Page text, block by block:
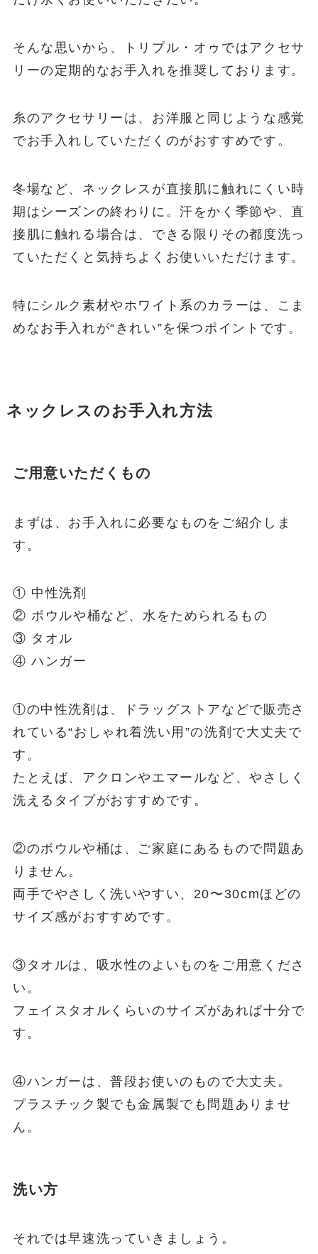
そんな思いから、トリプル・オゥではアクセサ
リーの定期的なお手入れを推奨しております。
糸のアクセサリーは、お洋服と同じような感覚
でお手入れしていただくのがおすすめです。
冬場など、ネックレスが直接肌に触れにくい時
期はシーズンの終わりに。汗をかく季節や、直
接肌に触れる場合は、できる限りその都度洗っ
ていただくと気持ちよくお使いいただけます。
特にシルク素材やホワイト系のカラーは、こま
めなお手入れが“きれい”を保つポイントです。
ネックレスのお手入れ方法
ご用意いただくもの
まずは、お手入れに必要なものをご紹介しま
す。
① 中性洗剤
② ボウルや桶など、水をためられるもの
③ タオル
④ ハンガー
①の中性洗剤は、ドラッグストアなどで販売さ
れている“おしゃれ着洗い用”の洗剤で大丈夫で
す。
たとえば、アクロンやエマールなど、やさしく
洗えるタイプがおすすめです。
②のボウルや桶は、ご家庭にあるもので問題あ
りません。
両手でやさしく洗いやすい、20〜30cmほどの
サイズ感がおすすめです。
③タオルは、吸水性のよいものをご用意くださ
い。
フェイスタオルくらいのサイズがあれば十分で
す。
④ハンガーは、普段お使いのもので大丈夫。
プラスチック製でも金属製でも問題ありませ
ん。
洗い方
それでは早速洗っていきましょう。